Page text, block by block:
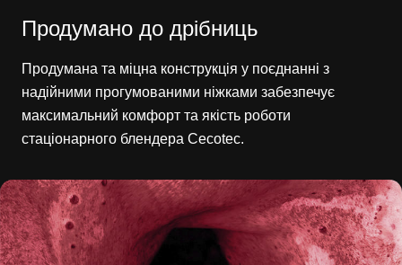
Продумано до дрібниць
Продумана та міцна конструкція у поєднанні з
надійними прогумованими ніжками забезпечує
максимальний комфорт та якість роботи
стаціонарного блендера Cecotec.